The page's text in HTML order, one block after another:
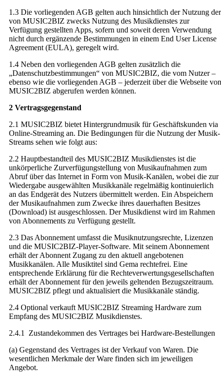
1.3 Die vorliegenden AGB gelten auch hinsichtlich der Nutzung der
von MUSIC2BIZ zwecks Nutzung des Musikdienstes zur
Verfügung gestellten Apps, sofern und soweit deren Verwendung
nicht durch ergänzende Bestimmungen in einem End User License
Agreement (EULA), geregelt wird.
1.4 Neben den vorliegenden AGB gelten zusätzlich die
„Datenschutzbestimmungen“ von MUSIC2BIZ, die vom Nutzer –
ebenso wie die vorliegenden AGB – jederzeit über die Webseite von
MUSIC2BIZ abgerufen werden können.
2 Vertragsgegenstand
2.1 MUSIC2BIZ bietet Hintergrundmusik für Geschäftskunden via
Online-Streaming an. Die Bedingungen für die Nutzung der Musik-
Streams sehen wie folgt aus:
2.2 Hauptbestandteil des MUSIC2BIZ Musikdienstes ist die
unkörperliche Zurverfügungstellung von Musikaufnahmen zum
Abruf über das Internet in Form von Musik-Kanälen, wobei die zur
Wiedergabe ausgewählten Musikkanäle regelmäßig kontinuierlich
an das Endgerät des Nutzers übermittelt werden. Ein Abspeichern
der Musikaufnahmen zum Zwecke ihres dauerhaften Besitzes
(Download) ist ausgeschlossen. Der Musikdienst wird im Rahmen
von Abonnements zu Verfügung gestellt.
2.3 Das Abonnement umfasst die Musiknutzungsrechte, Lizenzen
und die MUSIC2BIZ-Player-Software. Mit seinem Abonnement
erhält der Abonnent Zugang zu den aktuell angebotenen
Musikkanälen. Alle Musiktitel sind Gema rechtefrei. Eine
entsprechende Erklärung für die Rechteverwertungsgesellschaften
erhält der Abonnement für den jeweils geltenden Bezugszeitraum.
MUSIC2BIZ pflegt und aktualisiert die Musikkanäle ständig.
2.4 Optional verkauft MUSIC2BIZ Streaming Hardware zum
Empfang des MUSIC2BIZ Musikdienstes.
2.4.1 Zustandekommen des Vertrages bei Hardware-Bestellungen
(a) Gegenstand des Vertrages ist der Verkauf von Waren. Die
wesentlichen Merkmale der Ware finden sich im jeweiligen
Angebot.